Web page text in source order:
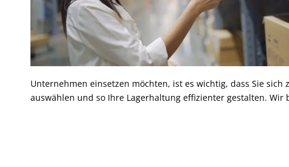
Unternehmen einsetzen möchten, ist es wichtig, dass Sie
auswählen und so Ihre Lagerhaltung effizienter gestalten. Wir